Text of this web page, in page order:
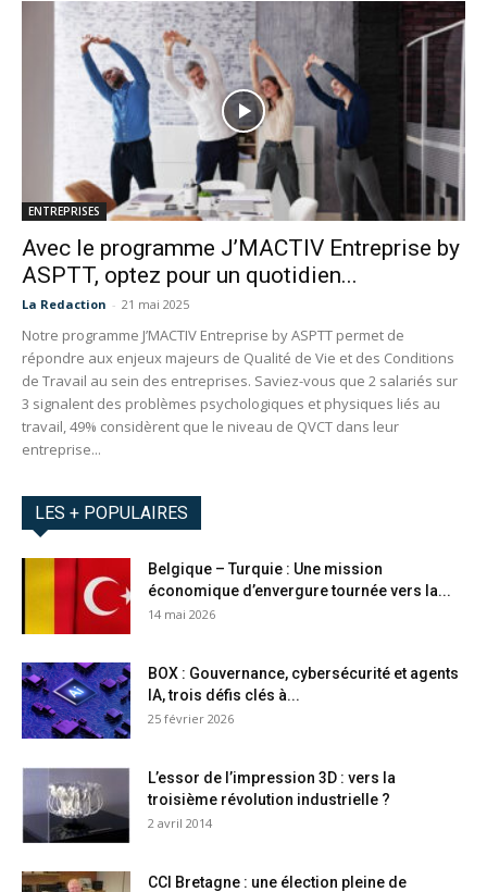
ENTREPRISES
Avec le programme J’MACTIV Entreprise by
ASPTT, optez pour un quotidien...
La Redaction - 21 mai 2025
Notre programme J’MACTIV Entreprise by ASPTT permet de
répondre aux enjeux majeurs de Qualité de Vie et des Conditions
de Travail au sein des entreprises. Saviez-vous que 2 salariés sur
3 signalent des problèmes psychologiques et physiques liés au
travail, 49% considèrent que le niveau de QVCT dans leur
entreprise...
LES + POPULAIRES
Belgique – Turquie : Une mission
économique d’envergure tournée vers la...
14 mai 2026
BOX : Gouvernance, cybersécurité et agents
IA, trois défis clés à...
25 février 2026
L’essor de l’impression 3D : vers la
troisième révolution industrielle ?
2 avril 2014
CCI Bretagne : une élection pleine de